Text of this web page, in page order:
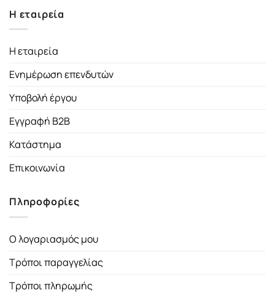
Η εταιρεία
Η εταιρεία
Ενημέρωση επενδυτών
Υποβολή έργου
Εγγραφή B2B
Κατάστημα
Επικοινωνία
Πληροφορίες
Ο λογαριασμός μου
Τρόποι παραγγελίας
Τρόποι πληρωμής